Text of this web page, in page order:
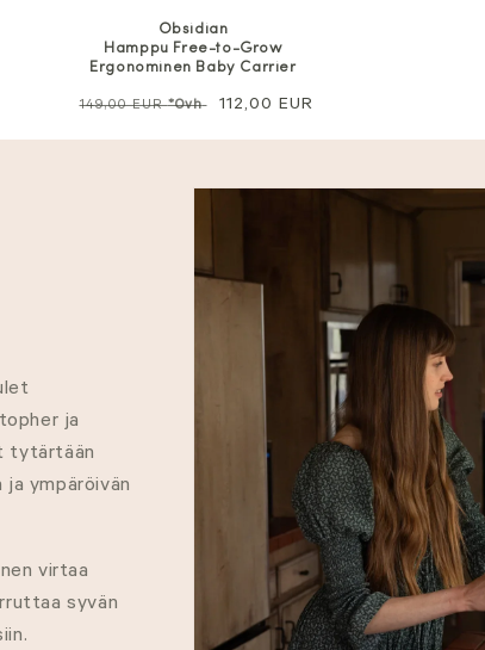
Obsidian
Hamppu Free-to-Grow
Ergonominen Baby Carrier
Normaali
149,00 EUR*Ovh Alennushinta
112,00 EUR
ja
tytärtään
ja ympäröivän
virtaa
syvän